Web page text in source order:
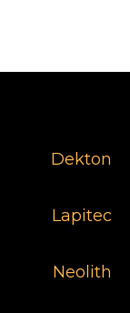
Dekton
Lapitec
Neolith